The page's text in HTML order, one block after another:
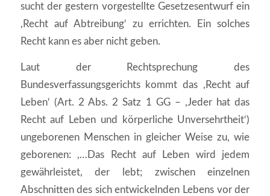
sucht der gestern vorgestellte Gesetzesentwurf ein
,Recht auf Abtreibung‘ zu errichten. Ein solches
Recht kann es aber nicht geben.
Laut der Rechtsprechung des
Bundesverfassungsgerichts kommt das ,Recht auf
Leben‘ (Art. 2 Abs. 2 Satz 1 GG – ,Jeder hat das
Recht auf Leben und körperliche Unversehrtheit‘)
ungeborenen Menschen in gleicher Weise zu, wie
geborenen: ,…Das Recht auf Leben wird jedem
gewährleistet, der lebt; zwischen einzelnen
Abschnitten des sich entwickelnden Lebens vor der